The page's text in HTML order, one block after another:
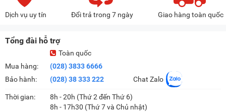
Dịch vụ uy tín Đổi trả trong 7 ngày Giao hàng toàn quốc
Tổng đài hỗ trợ
Mua hàng:
Bảo hành:
Toàn quốc
(028) 3833 6666
(028) 38 333 222
Chat Zalo
Thời gian:
8h - 20h (Thứ 2 đến Thứ 6)
8h - 17h30 (Thứ 7 và Chủ nhật)